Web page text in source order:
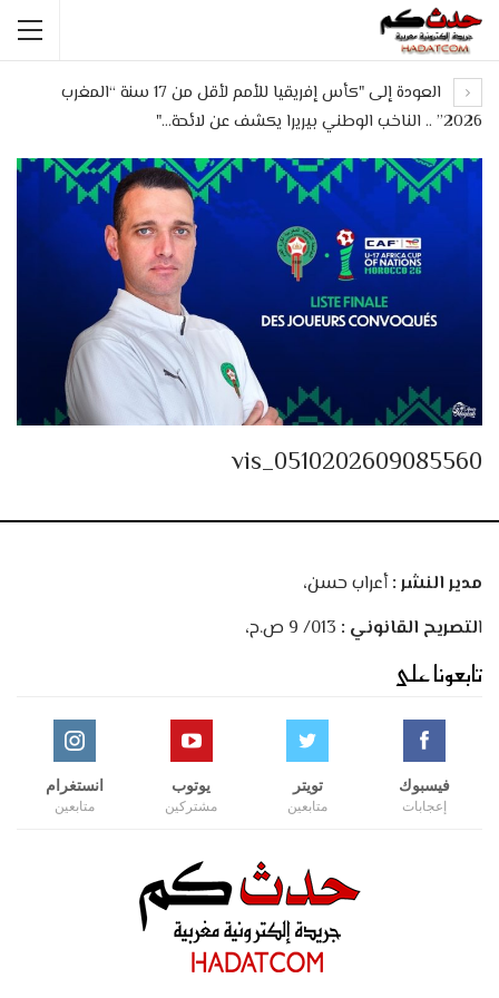
العودة إلى "كأس إفريقيا للأمم لأقل من 17 سنة “المغرب
2026” .. الناخب الوطني بيريرا يكشف عن لائحة…"
vis_0510202609085560
مدير النشر :أعراب حسن،
التصريح القانوني :
تابعونا على
فيسبوك
إعجابات
تويتر
متابعين
يوتوب
مشتركين
انستغرام
متابعين